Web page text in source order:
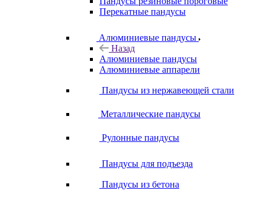
Перекатные пандусы
Алюминиевые пандусы
Назад
Алюминиевые пандусы
Алюминиевые аппарели
Пандусы из нержавеющей стали
Металлические пандусы
Рулонные пандусы
Пандусы для подъезда
Пандусы из бетона